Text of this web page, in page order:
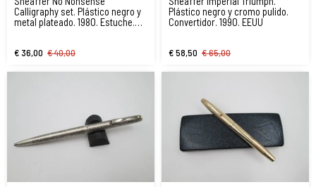
Calligraphy set. Plástico negro y
metal plateado. 1980. Estuche.
€ 36,00 € 40,00
Plástico negro y cromo pulido.
Convertidor. 1990. EEUU
€ 58,50 € 65,00